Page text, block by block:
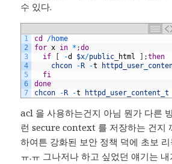
수 있다.
1
2
3
4
5
6
7
cd /home
for x in * ;do
if
-d $x/public html ;then
chcon
- R -t
fi
done
chcon
- R -t httpd_user_content_t
acl 을 사용하는건지 아님 뭔가 다른
런 secure context 를 저장하는 건지
하여튼 강화된 보안 정책 덕에 초보
ㅠ.ㅠ 그나저나 하고 싶었던 얘기는